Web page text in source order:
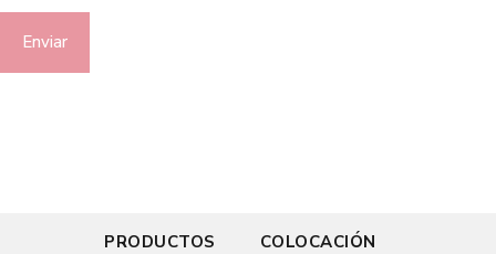
Enviar
PRODUCTOS COLOCACIÓN